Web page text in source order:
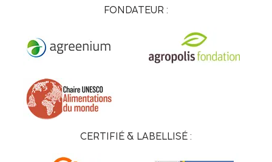
FONDATEUR :
CERTIFIÉ & LABELLISÉ :